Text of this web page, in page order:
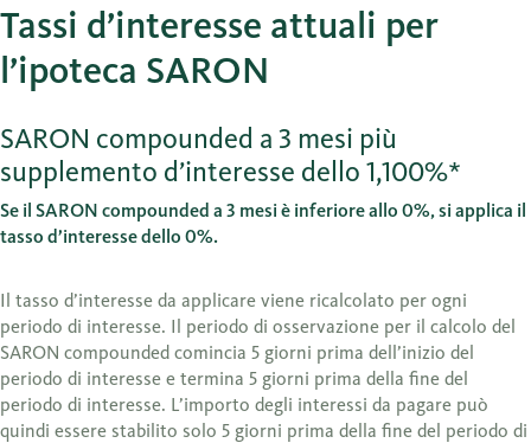
Tassi d’interesse attuali per
l’ipoteca SARON
SARON compounded a 3 mesi più
supplemento d’interesse dello 1,100%*
Se il SARON compounded a 3 mesi è inferiore allo 0%, si applica il
tasso d’interesse dello 0%.
Il tasso d’interesse da applicare viene ricalcolato per ogni
periodo di interesse. Il periodo di osservazione per il calcolo del
SARON compounded comincia 5 giorni prima dell’inizio del
periodo di interesse e termina 5 giorni prima della fine del
periodo di interesse. L’importo degli interessi da pagare può
quindi essere stabilito solo 5 giorni prima della fine del periodo di